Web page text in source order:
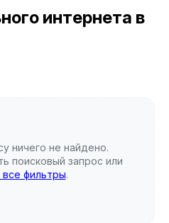
интернета в
ничего не найдено.
поисковый запрос или
фильтры.